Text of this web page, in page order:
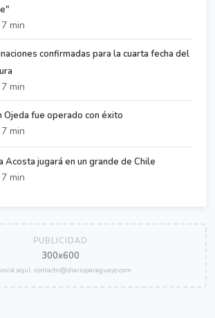
min
confirmadas para la cuarta fecha del
min
Ojeda fue operado con éxito
min
Acosta jugará en un grande de Chile
min
PUBLICIDAD
300x600
aquí: contacto@diarioparaguayo.com